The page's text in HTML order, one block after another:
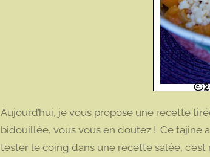
Aujourd’hui, je vous propose une recette
bidouillée, vous vous en doutez !. Ce
tester le coing dans une recette salée,